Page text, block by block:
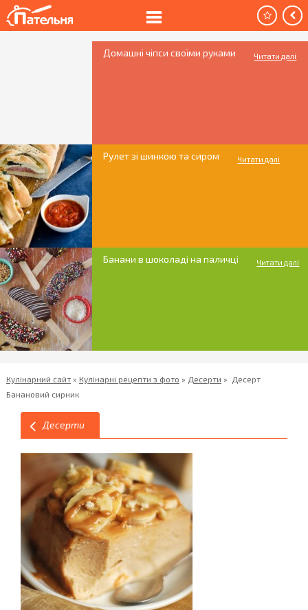
Домашні чіпси своїми руками Читати далі
Рулет зі шинкою та сиром Читати далі
Банани в шоколаді на паличці Читати далі
Кулінарний сайт» Кулінарні рецепти з фото » Десерти »
Десерт
Банановий сирник
Десерти